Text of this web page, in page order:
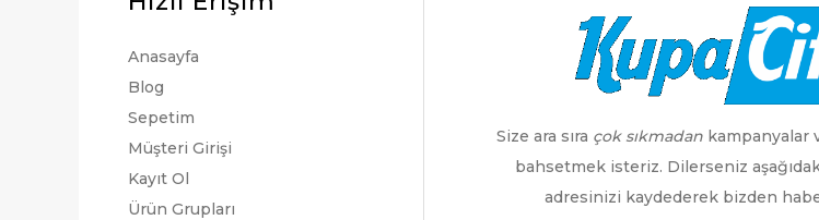
Anasayfa
Blog
Sepetim
Müşteri Girişi
Kayıt Ol
Ürün Grupları
Size ara sıra çok sıkmadan kampanyalar
bahsetmek isteriz. Dilerseniz
adresinizi kaydederek bizden